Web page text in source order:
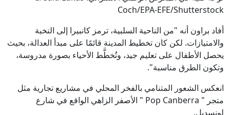
Coch/EPA-EFE/Shutterstock
أفاد براون أنه "من الناحية السلبية، ترمز كانبيرا إلى النخبة
والامتيازات. لكن كان تخطيط المدينة قائمًا على مبدأ العدالة، بحيث
يحصل الأطفال على تعليم جيد، وتُخطَّط الأحياء بصورة مدروسة،
وتكون الطرق مناسبة".
انعكس الشعور المتنامي بالفخر المحلي في مشاريع تجارية مثل
متجر " Pop Canberra " الأصفر الزاهي الواقع في شارع
لونسديل.